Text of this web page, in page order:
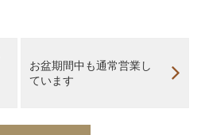
お盆期間中も通常営業し
ています